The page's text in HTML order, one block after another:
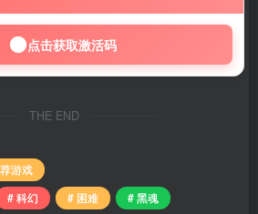
点击获取激活码
THE END
游戏
# 科幻 # 困难 # 黑魂